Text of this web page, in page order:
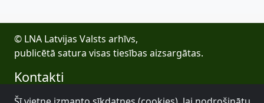
© LNA Latvijas Valsts arhīvs,
publicētā satura visas tiesības aizsargātas.
Kontakti
E-pasts: lva@arhivi.gov.lv